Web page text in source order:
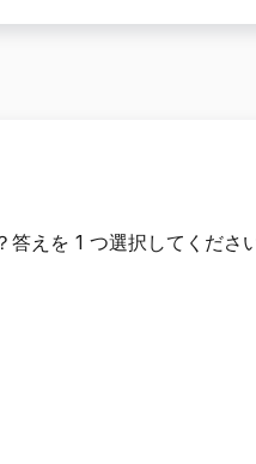
えを 1 つ選択してください